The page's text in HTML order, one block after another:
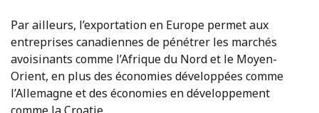
Par ailleurs, l’exportation en Europe permet aux
entreprises canadiennes de pénétrer les marchés
avoisinants comme l’Afrique du Nord et le Moyen-
Orient, en plus des économies développées comme
l’Allemagne et des économies en développement